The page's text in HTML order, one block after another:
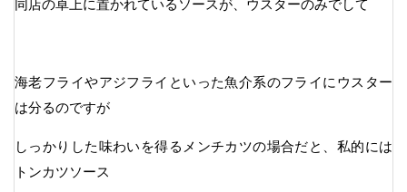
同店の卓上に置かれているソースが、ウスターのみでして
海老フライやアジフライといった魚介系のフライにウスター
は分るのですが
しっかりした味わいを得るメンチカツの場合だと、私的には
トンカツソース